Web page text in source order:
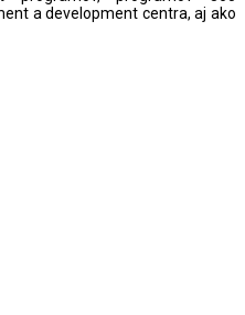
a development centra, aj ako